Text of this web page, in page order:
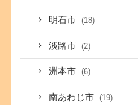
明石市 (18)
淡路市 (2)
洲本市 (6)
南あわじ市 (19)